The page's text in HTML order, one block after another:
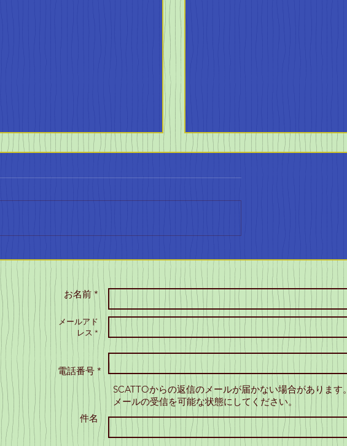
4月の陸上シーズンがやって
さまざまな階級で試合に参加し
んなの活躍が楽しみですね。 小
学生の記録会の成果 小学生の記
録会では、コンバインド
A（80mH、走高跳）で1位、コン
バインドBで2位を獲得しまし
た！素晴らしい成果ですね。こ
れからも、みんなの成長を見守
りたいと思います。 大阪カーニ
バルの結果 大阪カーニ
域のスポーツを盛り上げる
お名前 *
メールアド
レス *
電話番号 *
SCATTOからの返信のメールが届かない場合があります。
メールの受信を可能な状態にしてください。
件名